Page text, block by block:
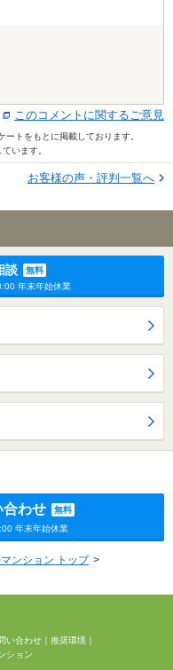
このコメントに関するご意見
トをもとに掲載しております。
います。
お客様の声・評判一覧へ
談
無料
年末年始休業
合わせ
無料
年末年始休業
ンション トップ
い合わせ ｜ 推奨環境 ｜
ション